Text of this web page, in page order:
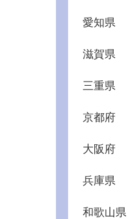
愛知県
滋賀県
三重県
京都府
大阪府
兵庫県
和歌山県